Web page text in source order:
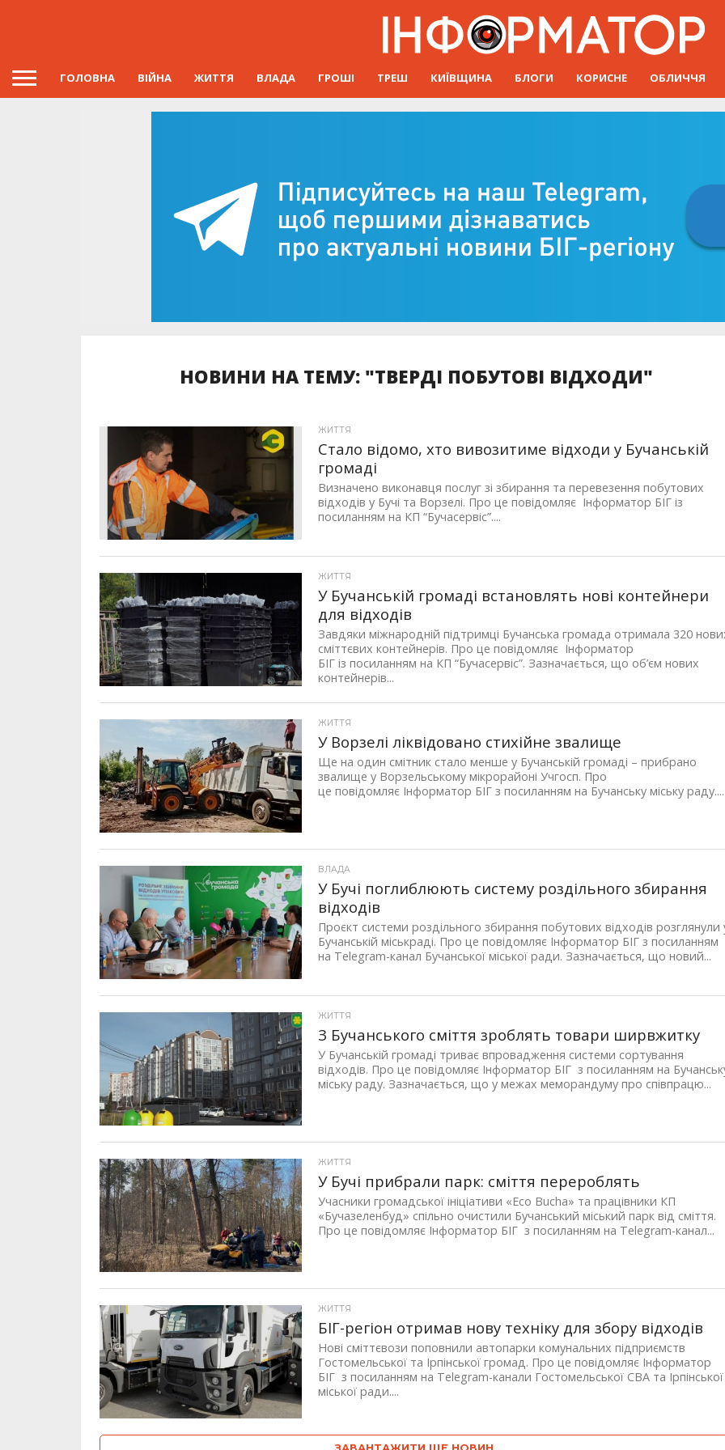
ГОЛОВНА ВІЙНА ЖИТТЯ ВЛАДА ГРОШІ ТРЕШ КИЇВЩИНА БЛОГИ КОРИСНЕ ОБЛИЧЧЯ
НОВИНИ НА ТЕМУ: "ТВЕРДІ ПОБУТОВІ ВІДХОДИ"
ЖИТТЯ
Стало відомо, хто вивозитиме відходи у Бучанській
громаді
Визначено виконавця послуг зі збирання та перевезення побутових
відходів у Бучі та Ворзелі. Про це повідомляє Інформатор БІГ із
посиланням на КП “Бучасервіс”....
ЖИТТЯ
У Бучанській громаді встановлять нові контейнери
для відходів
Завдяки міжнародній підтримці Бучанська громада отримала 320
сміттєвих контейнерів. Про це повідомляє Інформатор
БІГ із посиланням на КП “Бучасервіс”. Зазначається, що об’єм нових
контейнерів...
ЖИТТЯ
У Ворзелі ліквідовано стихійне звалище
Ще на один смітник стало менше у Бучанській громаді – прибрано
звалище у Ворзельському мікрорайоні Учгосп. Про
це повідомляє Інформатор БІГ з посиланням на Бучанську міську раду....
ВЛАДА
У Бучі поглиблюють систему роздільного збирання
відходів
Проєкт системи роздільного збирання побутових відходів розглянули
Бучанській міськраді. Про це повідомляє Інформатор БІГ з посиланням
на Telegram-канал Бучанської міської ради. Зазначається, що новий...
ЖИТТЯ
З Бучанського сміття зроблять товари ширвжитку
У Бучанській громаді триває впровадження системи сортування
відходів. Про це повідомляє Інформатор БІГ з посиланням на
міську раду. Зазначається, що у межах меморандуму про співпрацю...
ЖИТТЯ
У Бучі прибрали парк: сміття перероблять
Учасники громадської ініціативи «Eco Bucha» та працівники КП
«Бучазеленбуд» спільно очистили Бучанський міський парк від сміття.
Про це повідомляє Інформатор БІГ з посиланням на Telegram-канал...
ЖИТТЯ
БІГ-регіон отримав нову техніку для збору відходів
Нові сміттєвози поповнили автопарки комунальних підприємств
Гостомельської та Ірпінської громад. Про це повідомляє Інформатор
БІГ з посиланням на Telegram-канали Гостомельської СВА та Ірпінської
міської ради....